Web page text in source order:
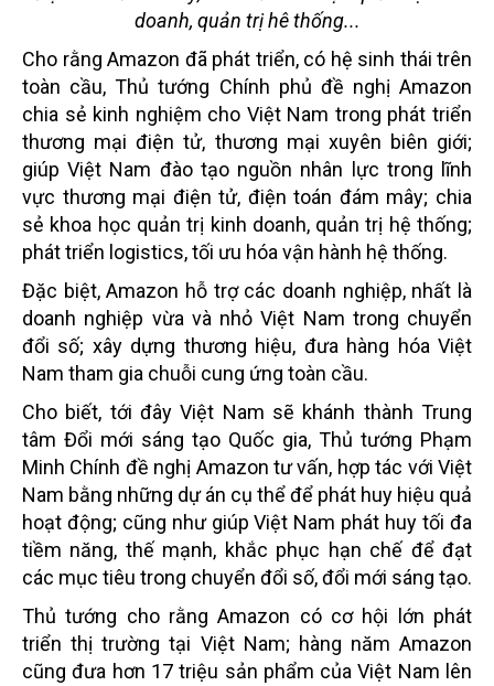
doanh, quản trị hê thống...
Cho rằng Amazon đã phát triển, có hệ sinh thái trên
toàn cầu, Thủ tướng Chính phủ đề nghị Amazon
chia sẻ kinh nghiệm cho Việt Nam trong phát triển
thương mại điện tử, thương mại xuyên biên giới;
giúp Việt Nam đào tạo nguồn nhân lực trong lĩnh
vực thương mại điện tử, điện toán đám mây; chia
sẻ khoa học quản trị kinh doanh, quản trị hệ thống;
phát triển logistics, tối ưu hóa vận hành hệ thống.
Đặc biệt, Amazon hỗ trợ các doanh nghiệp, nhất là
doanh nghiệp vừa và nhỏ Việt Nam trong chuyển
đổi số; xây dựng thương hiệu, đưa hàng hóa Việt
Nam tham gia chuỗi cung ứng toàn cầu.
Cho biết, tới đây Việt Nam sẽ khánh thành Trung
tâm Đổi mới sáng tạo Quốc gia, Thủ tướng Phạm
Minh Chính đề nghị Amazon tư vấn, hợp tác với Việt
Nam bằng những dự án cụ thể để phát huy hiệu quả
hoạt động; cũng như giúp Việt Nam phát huy tối đa
tiềm năng, thế mạnh, khắc phục hạn chế để đạt
các mục tiêu trong chuyển đổi số, đổi mới sáng tạo.
Thủ tướng cho rằng Amazon có cơ hội lớn phát
triển thị trường tại Việt Nam; hàng năm Amazon
cũng đưa hơn 17 triệu sản phẩm của Việt Nam lên